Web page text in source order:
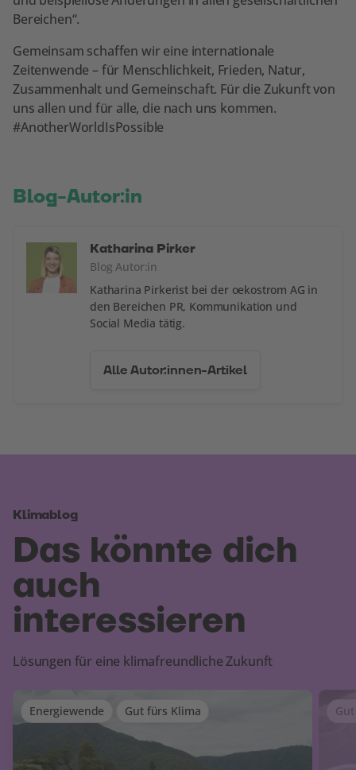
Bereichen“.
Gemeinsam schaffen wir eine internationale
Zeitenwende – für Menschlichkeit, Frieden, Natur,
Zusammenhalt und Gemeinschaft. Für die Zukunft von
uns allen und für alle, die nach uns kommen.
#AnotherWorldIsPossible
Blog-Autor:in
Katharina Pirker
Blog Autor:in
Katharina Pirkerist bei der oekostrom AG in
den Bereichen PR, Kommunikation und
Social Media tätig.
Alle Autor:innen-Artikel
Klimablog
Das könnte dich
auch
interessieren
Lösungen für eine klimafreundliche Zukunft
Energiewende Gut fürs Klima